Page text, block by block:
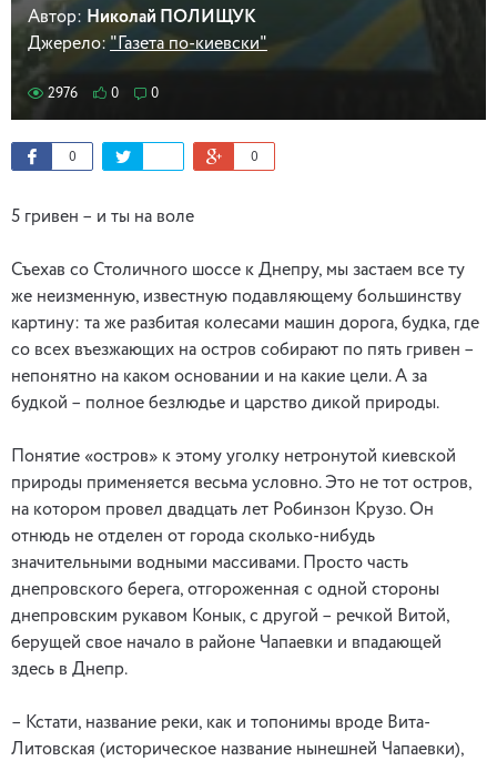
Автор: Николай ПОЛИЩУК
Джерело: "Газета по-киевски"
2976 0 0
0 0
5 гривен – и ты на воле
Съехав со Столичного шоссе к Днепру, мы застаем все ту
же неизменную, известную подавляющему большинству
картину: та же разбитая колесами машин дорога, будка, где
со всех въезжающих на остров собирают по пять гривен –
непонятно на каком основании и на какие цели. А за
будкой – полное безлюдье и царство дикой природы.
Понятие «остров» к этому уголку нетронутой киевской
природы применяется весьма условно. Это не тот остров,
на котором провел двадцать лет Робинзон Крузо. Он
отнюдь не отделен от города сколько-нибудь
значительными водными массивами. Просто часть
днепровского берега, отгороженная с одной стороны
днепровским рукавом Конык, с другой – речкой Витой,
берущей свое начало в районе Чапаевки и впадающей
здесь в Днепр.
– Кстати, название реки, как и топонимы вроде Вита-
Литовская (историческое название нынешней Чапаевки),